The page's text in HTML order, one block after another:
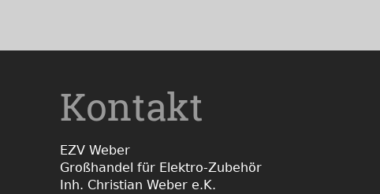
Kontakt
EZV Weber
Großhandel für Elektro-Zubehör
Inh. Christian Weber e.K.